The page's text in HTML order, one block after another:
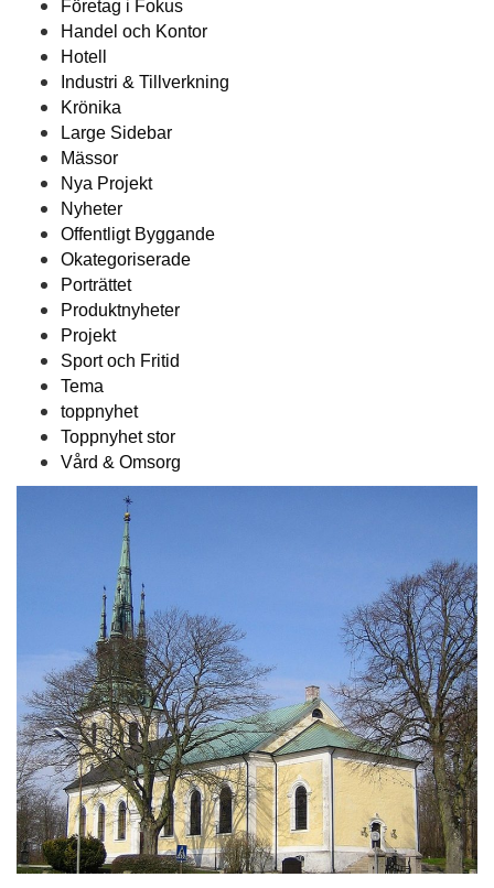
Företag i Fokus
Handel och Kontor
Hotell
Industri & Tillverkning
Krönika
Large Sidebar
Mässor
Nya Projekt
Nyheter
Offentligt Byggande
Okategoriserade
Porträttet
Produktnyheter
Projekt
Sport och Fritid
Tema
toppnyhet
Toppnyhet stor
Vård & Omsorg